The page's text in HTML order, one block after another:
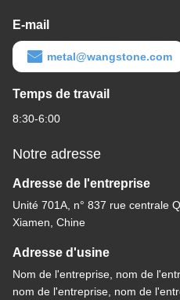
E-mail
metal@wangstone.com
Temps de travail
8:30-6:00
Notre adresse
Adresse de l'entreprise
Unité 701A, n° 837 rue centrale
Xiamen, Chine
Adresse d'usine
Nom de l'entreprise, nom de
nom de l'entreprise, nom de